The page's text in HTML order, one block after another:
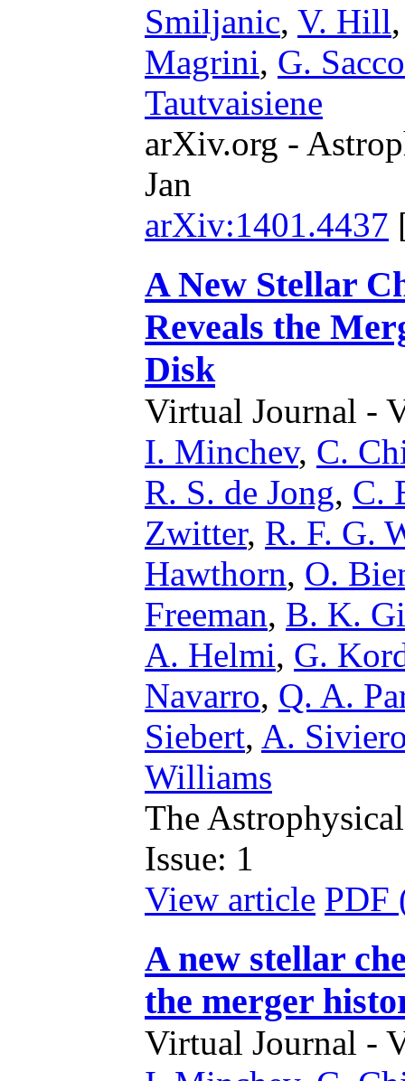
Smiljanic, V. Hill
Magrini, G. Sacco
Tautvaisiene
arXiv.org -
Jan
arXiv:1401.4437
A New Stellar
Reveals the
Disk
Virtual Journal -
I. Minchev, C.
R. S. de Jong, C.
Zwitter, R. F. G.
Hawthorn, O.
Freeman, B. K.
A. Helmi, G.
Navarro, Q. A.
Siebert, A.
Williams
The
Issue: 1
View article PDF
A new stellar
the merger
Virtual Journal -